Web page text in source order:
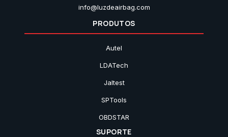
info@luzdeairbag.com
PRODUTOS
Autel
LDATech
Jaltest
SPTools
OBDSTAR
SUPORTE